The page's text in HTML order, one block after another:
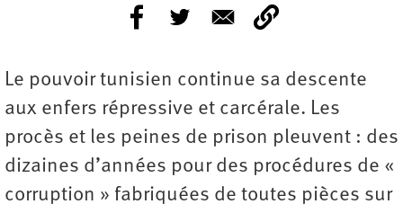
Le pouvoir tunisien continue sa descente
aux enfers répressive et carcérale. Les
procès et les peines de prison pleuvent : des
dizaines d’années pour des procédures de «
corruption » fabriquées de toutes pièces sur